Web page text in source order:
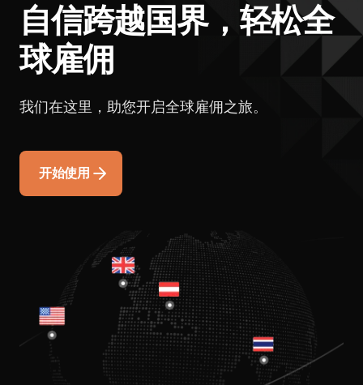
自信跨越国界，轻松全
球雇佣
我们在这里，助您开启全球雇佣之旅。
开始使用